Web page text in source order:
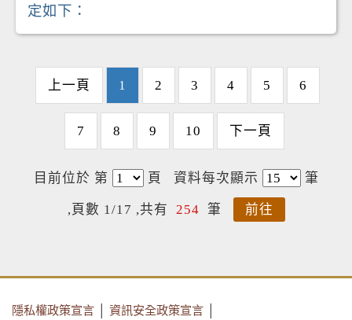
定如下：
上一頁 1 2 3 4 5 6
7 8 9 10 下一頁
目前位於 第 頁 資料每次顯示 筆
,頁數 1/17 ,共有 254 筆 前往
隱私權政策宣言 資訊安全政策宣言